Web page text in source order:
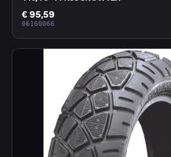
€ 95,59
06160066